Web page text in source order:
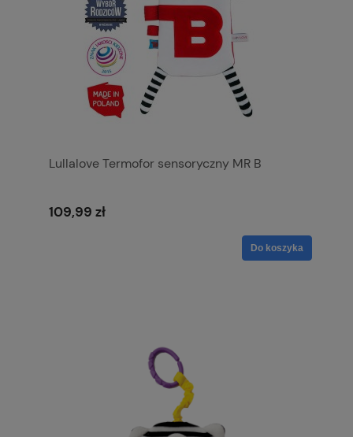
Lullalove Termofor sensoryczny MR B
109,99 zł
Do koszyka